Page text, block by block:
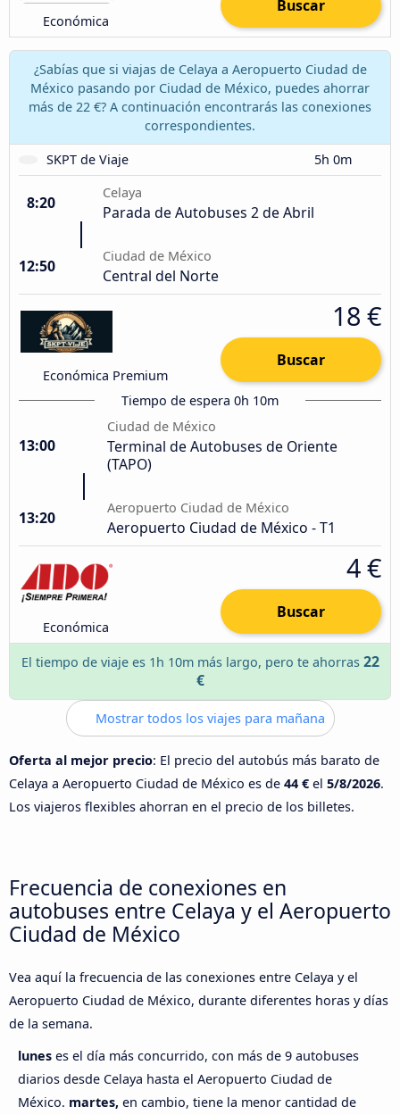
Económica
Buscar
¿Sabías que si viajas de Celaya a Aeropuerto Ciudad de
México pasando por Ciudad de México, puedes ahorrar
más de 22 €? A continuación encontrarás las conexiones
correspondientes.
SKPT de Viaje
5h 0m
8:20
Celaya
Parada de Autobuses 2 de Abril
12:50
Ciudad de México
Central del Norte
Económica Premium
18 €
Buscar
Tiempo de espera 0h 10m
13:00
Ciudad de México
Terminal de Autobuses de Oriente
(TAPO)
13:20
Aeropuerto Ciudad de México
Aeropuerto Ciudad de México - T1
Económica
4 €
Buscar
El tiempo de viaje es 1h 10m más largo, pero te ahorras 22
€
Mostrar todos los viajes para mañana
Oferta al mejor precio: El precio del autobús más barato de
Celaya a Aeropuerto Ciudad de México es de 44 € el 5/8/2026.
Los viajeros flexibles ahorran en el precio de los billetes.
Frecuencia de conexiones en
autobuses entre Celaya y el Aeropuerto
Ciudad de México
Vea aquí la frecuencia de las conexiones entre Celaya y el
Aeropuerto Ciudad de México, durante diferentes horas y días
de la semana.
lunes es el día más concurrido, con más de 9 autobuses
diarios desde Celaya hasta el Aeropuerto Ciudad de
México. martes, en cambio, tiene la menor cantidad de